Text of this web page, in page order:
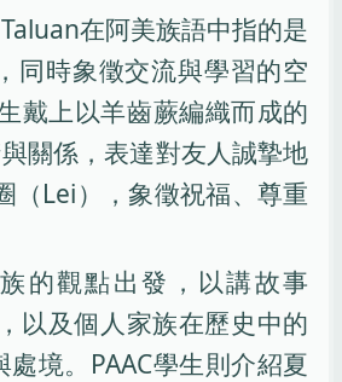
在阿美族語中指的是
同時象徵交流與學習的空
戴上以羊齒蕨編織而成的
關係，表達對友人誠摯地
（Lei），象徵祝福、尊重
的觀點出發，以講故事
以及個人家族在歷史中的
境。PAAC學生則介紹夏